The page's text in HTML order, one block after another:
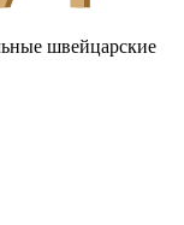
швейцарские